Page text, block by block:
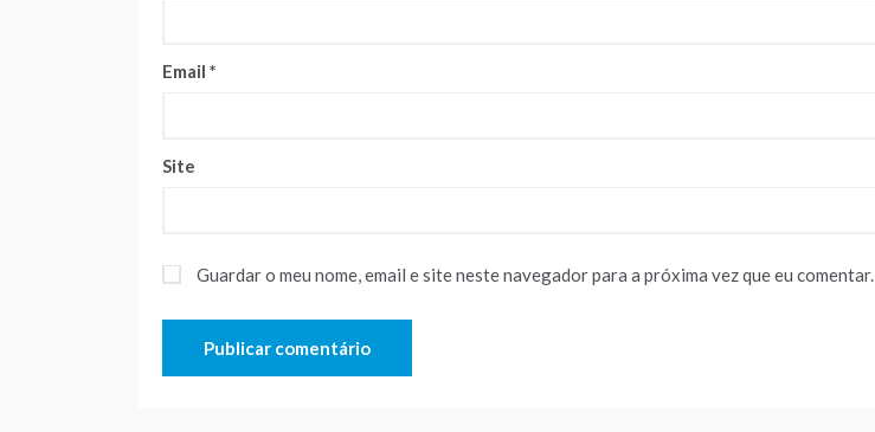
Email *
Site
Guardar o meu nome, email e site neste navegador para a próxima vez que eu comentar.